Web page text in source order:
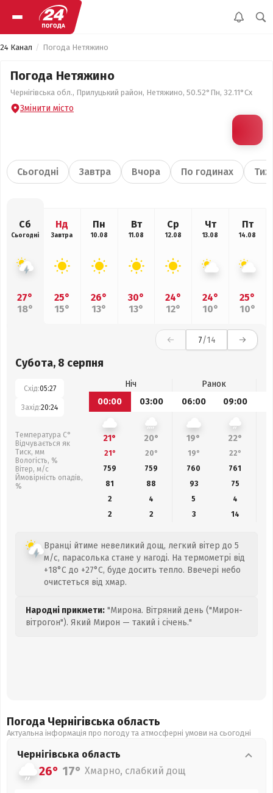
24 Канал Погода Нетяжино
Погода Нетяжино
Чернігівська обл., Прилуцький район, Нетяжино, 50.52°Пн, 32.11°Сх
Змінити місто
Сьогодні Завтра Вчора По годинах
Сб
Сьогодні
27°
18°
Нд
Завтра
25°
15°
Пн
10.08
26°
13°
Вт
11.08
30°
13°
Ср
12.08
24°
12°
Чт
13.08
24°
10°
Пт
14.08
25°
10°
7/14
Субота, 8 серпня
Схід:05:27
Захід:20:24
Температура С°
Відчувається як
Тиск, мм
Вологість, %
Вітер, м/с
Ймовірність опадів,
%
Ніч
Ранок
00:00
03:00 06:00 09:00
21° 20° 19° 22°
21° 20° 19° 22°
759
759 760 761
81
88 93 75
2
4 5
4
2
2 3 14
Вранці йтиме невеликий дощ, легкий вітер до 5
м/с, парасолька стане у нагоді. На термометрі від
+18°C до +27°C, буде досить тепло. Ввечері небо
очистеться від хмар.
Народні прикмети: "Мирона. Вітряний день ("Мирон-
вітрогон"). Який Мирон — такий і січень."
Погода Чернігівська область
Актуальна інформація про погоду та атмосферні умови на сьогодні
Чернігівська область
26° 17° Хмарно, слабкий дощ